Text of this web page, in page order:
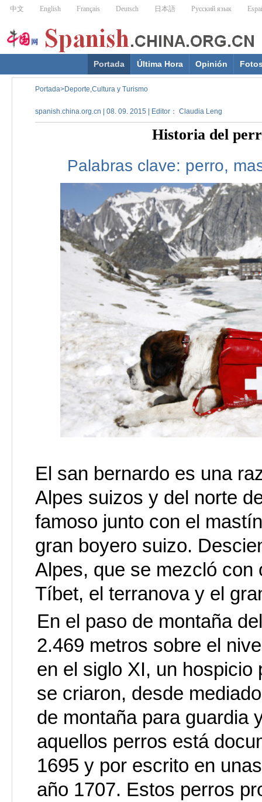
Portada Última Hora Opinión
Portada>Deporte,Cultura y Turismo
spanish.china.org.cn | 08. 09. 2015 | Editor： Claudia Leng
Historia del
Palabras clave: perro,
El san bernardo es una
Alpes suizos y del norte
famoso junto con el
gran boyero suizo.
Alpes, que se mezcló con
Tíbet, el terranova y el
En el paso de montaña
2.469 metros sobre el
en el siglo XI, un
se criaron, desde
de montaña para guardia
aquellos perros está
1695 y por escrito en
año 1707. Estos perros